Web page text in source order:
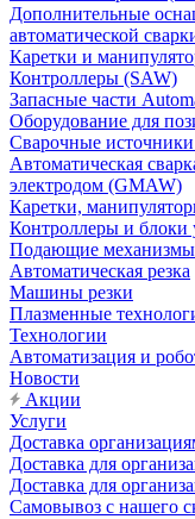
Дополнительные
автоматической
Каретки и
Контроллеры (SAW)
Запасные части
Оборудование для
Сварочные
Автоматическая
электродом (GMAW)
Каретки,
Контроллеры и
Подающие
Автоматическая резка
Машины резки
Плазменные
Технологии
Автоматизация и
Новости
Акции
Услуги
Доставка
Доставка для
Доставка для
Самовывоз с нашего